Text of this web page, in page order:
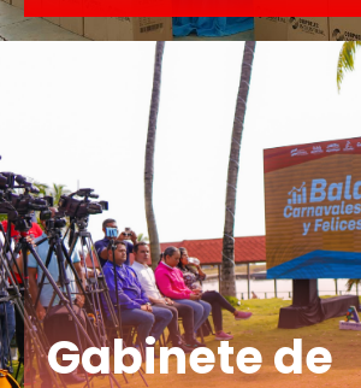
Gabinete de